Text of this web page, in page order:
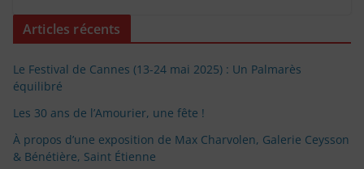
Articles récents
Le Festival de Cannes (13-24 mai 2025) : Un Palmarès
équilibré
Les 30 ans de l’Amourier, une fête !
À propos d’une exposition de Max Charvolen, Galerie Ceysson
& Bénétière, Saint Étienne